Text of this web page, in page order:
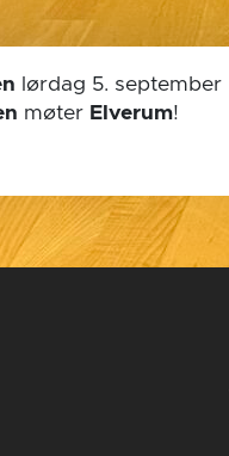
lørdag 5. september
møter Elverum!